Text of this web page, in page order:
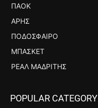
ΠΑΟΚ
ΆΡΗΣ
ΠΟΔΌΣΦΑΙΡΟ
ΜΠΆΣΚΕΤ
ΡΕΆΛ ΜΑΔΡΊΤΗΣ
POPULAR CATEGORY